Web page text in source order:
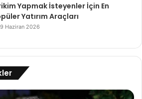
Yapmak İsteyenler İçin En
Yatırım Araçları
Haziran 2026